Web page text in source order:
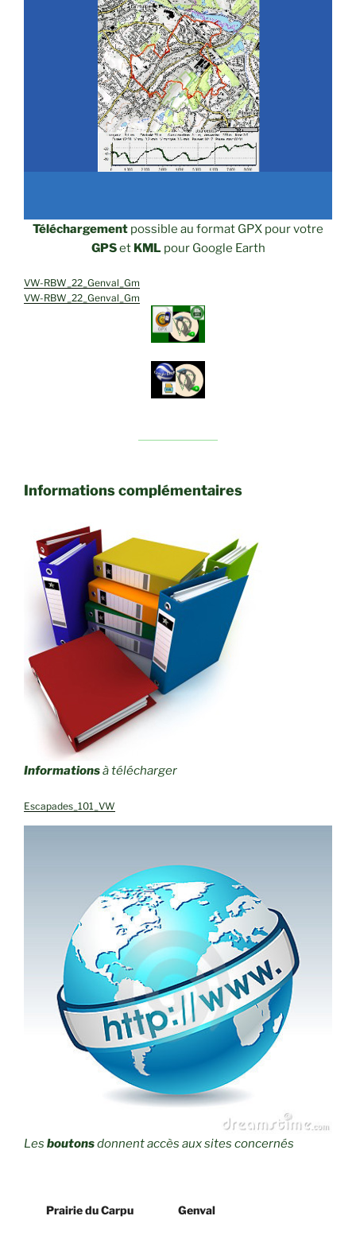
Téléchargement possible au format GPX pour votre
GPSet KML pour Google Earth
VW-RBW_22_Genval_Gm
VW-RBW_22_Genval_Gm
Informations complémentaires
Informationsà télécharger
Escapades_101_VW
Les boutonsdonnent accès aux sites concernés
Prairie du Carpu Genval